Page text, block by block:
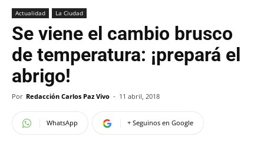
Actualidad La Ciudad
Se viene el cambio brusco
de temperatura: ¡prepará el
abrigo!
Por Redacción Carlos Paz Vivo - 11 abril, 2018
WhatsApp + Seguinos en Google